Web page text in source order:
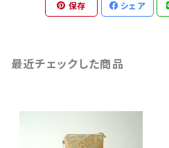
保存 シェア
最近チェックした商品